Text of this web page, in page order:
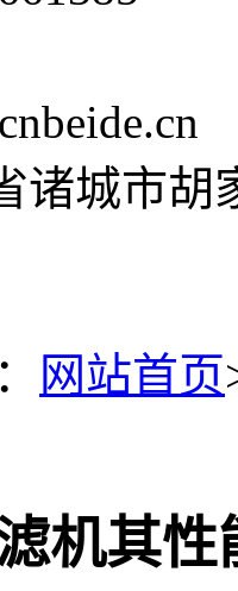
诸城市胡
网站首页
机其